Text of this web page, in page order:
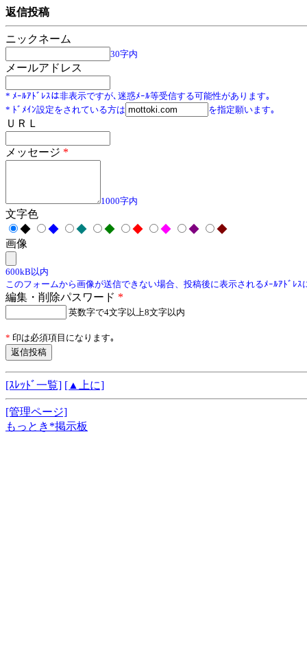
返信投稿
ニックネーム
30字内
メールアドレス
* ﾒｰﾙｱﾄﾞﾚｽは非表示ですが､迷惑ﾒｰﾙ等受信する可能性があります｡
* ﾄﾞﾒｲﾝ設定をされている方は
を指定願います｡
ＵＲＬ
メッセージ *
1000字内
文字色
◆
◆ ◆ ◆ ◆ ◆ ◆
◆
画像
600kB以内
このフォームから画像が送信できない場合、投稿後に表示されるﾒｰﾙｱﾄﾞﾚ
編集・削除パスワード *
英数字で4文字以上8文字以内
* 印は必須項目になります｡
[ｽﾚｯﾄﾞ一覧] [▲上に]
[管理ページ]
もっとき*掲示板